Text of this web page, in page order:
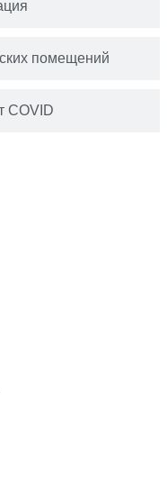
помещений
COVID